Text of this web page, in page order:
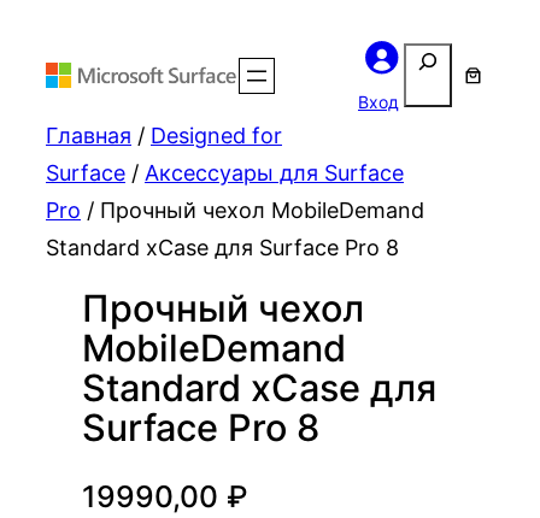
Вход
Поиск
Главная / Designed for
Surface / Аксессуары для Surface
Pro / Прочный чехол MobileDemand
Standard xCase для Surface Pro 8
Прочный чехол
MobileDemand
Standard xCase для
Surface Pro 8
19990,00 ₽